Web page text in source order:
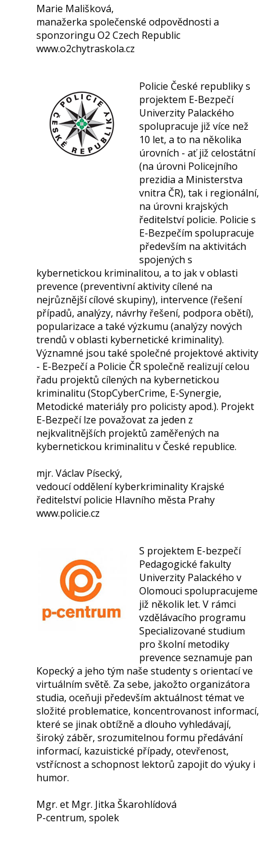
Marie Mališková,
manažerka společenské odpovědnosti a
sponzoringu O2 Czech Republic
www.o2chytraskola.cz
Policie České republiky s
projektem E-Bezpečí
Univerzity Palackého
spolupracuje již více než
10 let, a to na několika
úrovních - ať již celostátní
(na úrovni Policejního
prezidia a Ministerstva
vnitra ČR), tak i regionální,
na úrovni krajských
ředitelství policie. Policie s
E-Bezpečím spolupracuje
především na aktivitách
spojených s
kybernetickou kriminalitou, a to jak v oblasti
prevence (preventivní aktivity cílené na
nejrůznější cílové skupiny), intervence (řešení
případů, analýzy, návrhy řešení, podpora obětí),
popularizace a také výzkumu (analýzy nových
trendů v oblasti kybernetické kriminality).
Významné jsou také společné projektové aktivity
- E-Bezpečí a Policie ČR společně realizují celou
řadu projektů cílených na kybernetickou
kriminalitu (StopCyberCrime, E-Synergie,
Metodické materiály pro policisty apod.). Projekt
E-Bezpečí lze považovat za jeden z
nejkvalitnějších projektů zaměřených na
kybernetickou kriminalitu v České republice.
mjr. Václav Písecký,
vedoucí oddělení kyberkriminality Krajské
ředitelství policie Hlavního města Prahy
www.policie.cz
S projektem E-bezpečí
Pedagogické fakulty
Univerzity Palackého v
Olomouci spolupracujeme
již několik let. V rámci
vzdělávacího programu
Specializované studium
pro školní metodiky
prevence seznamuje pan
Kopecký a jeho tým naše studenty s orientací ve
virtuálním světě. Za sebe, jakožto organizátora
studia, oceňuji především aktuálnost témat ve
složité problematice, koncentrovanost informací,
které se jinak obtížně a dlouho vyhledávají,
široký záběr, srozumitelnou formu předávání
informací, kazuistické případy, otevřenost,
vstřícnost a schopnost lektorů zapojit do výuky i
humor.
Mgr. et Mgr. Jitka Škarohlídová
P-centrum, spolek